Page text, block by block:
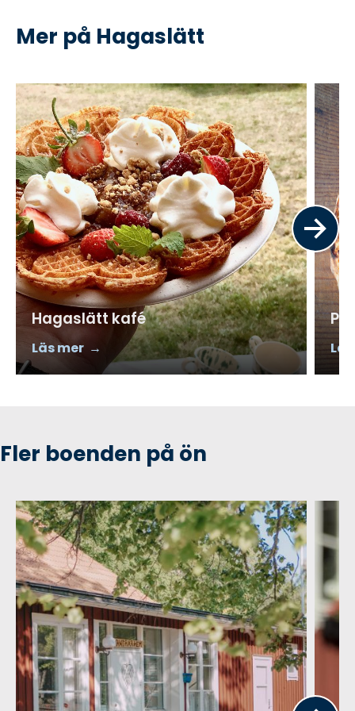
Mer på Hagaslätt
Hagaslätt kafé
Läs mer
Fler boenden på ön